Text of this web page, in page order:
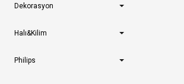
Dekorasyon
Halı&Kilim
Philips